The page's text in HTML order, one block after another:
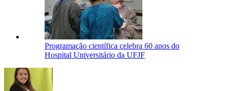
Programação científica celebra 60 anos do
Hospital Universitário da UFJF